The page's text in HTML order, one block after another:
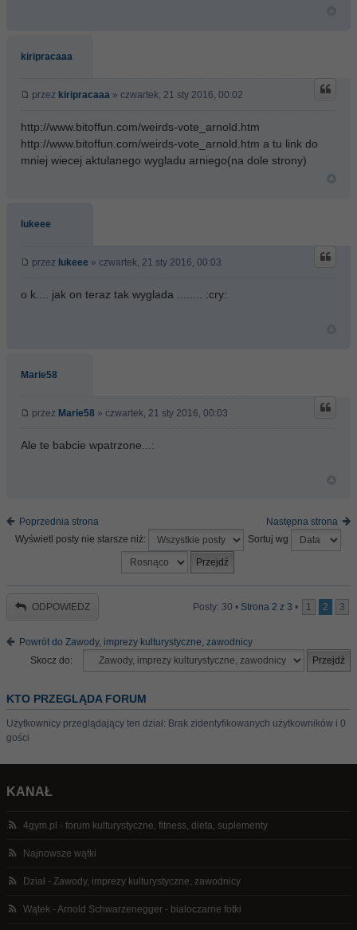
kiripracaaa
przez kiripracaaa » czwartek, 21 sty 2016, 00:02
http://www.bitoffun.com/weirds-vote_arnold.htm
http://www.bitoffun.com/weirds-vote_arnold.htm a tu link do
mniej wiecej aktulanego wygladu arniego(na dole strony)
lukeee
przez lukeee » czwartek, 21 sty 2016, 00:03
o k.... jak on teraz tak wyglada ........ :cry:
Marie58
przez Marie58 » czwartek, 21 sty 2016, 00:03
Ale te babcie wpatrzone...:
Poprzednia strona
Następna strona
Wyświetl posty nie starsze niż:
Sortuj wg
ODPOWIEDZ Posty: 30 • Strona 2 z 3 • 1 2 3
Powrót do Zawody, imprezy kulturystyczne, zawodnicy
Skocz do:
KTO PRZEGLĄDA FORUM
Użytkownicy przeglądający ten dział: Brak zidentyfikowanych użytkowników i 0
gości
KANAŁ
4gym.pl - forum kulturystyczne, fitness, dieta, suplementy
Najnowsze wątki
Dział - Zawody, imprezy kulturystyczne, zawodnicy
Wątek - Arnold Schwarzenegger - bialoczarne fotki